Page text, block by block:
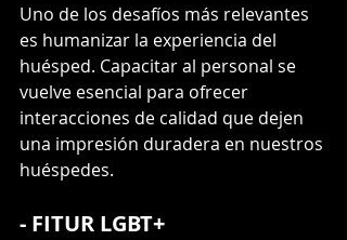
Uno de los desafíos más relevantes
es humanizar la experiencia del
huésped. Capacitar al personal se
vuelve esencial para ofrecer
interacciones de calidad que dejen
una impresión duradera en nuestros
huéspedes.
- FITUR LGBT+